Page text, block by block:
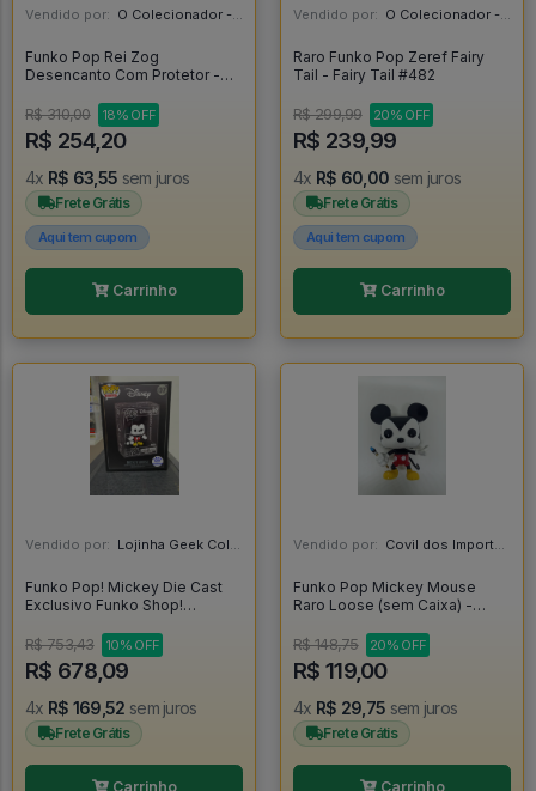
Vendido por: O Colecionador - SP
Funko Pop Rei Zog
Desencanto Com Protetor -
R$ 310,00
18% OFF
R$ 254,20
4x R$ 63,55 sem juros
Frete Grátis
Aqui tem cupom
Carrinho
Vendido por: O Colecionador - SP
Raro Funko Pop Zeref Fairy
Tail - Fairy Tail #482
R$ 299,99 20% OFF
R$ 239,99
4x R$ 60,00 sem juros
Frete Grátis
Aqui tem cupom
Carrinho
Vendido por: Lojinha Geek Colecionáveis - DF
Funko Pop! Mickey Die Cast
Exclusivo Funko Shop!
R$ 753,43
10% OFF
R$ 678,09
4x R$ 169,52 sem juros
Frete Grátis
Carrinho
Vendido por: Covil dos Importados - SP
Funko Pop Mickey Mouse
Raro Loose (sem Caixa) -
R$ 148,75
20% OFF
R$ 119,00
4x R$ 29,75 sem juros
Frete Grátis
Carrinho